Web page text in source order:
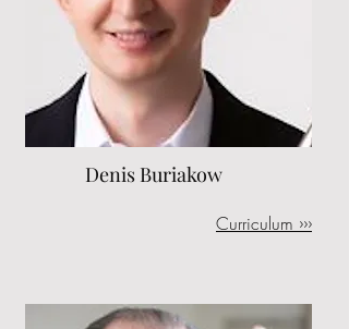
Denis Buriakow
Curriculum ›››